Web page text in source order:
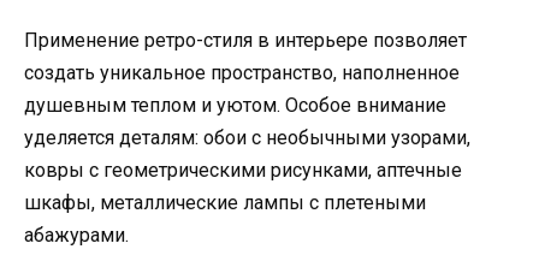
Применение ретро-стиля в интерьере позволяет
создать уникальное пространство, наполненное
душевным теплом и уютом. Особое внимание
уделяется деталям: обои с необычными узорами,
ковры с геометрическими рисунками, аптечные
шкафы, металлические лампы с плетеными
абажурами.